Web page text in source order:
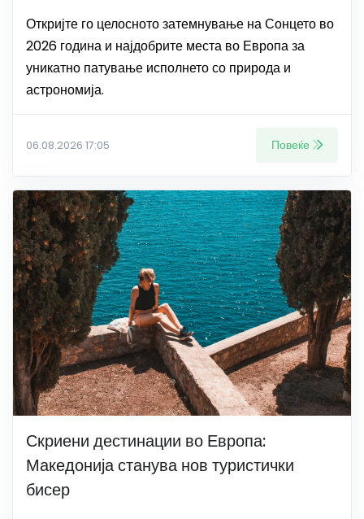
Откријте го целосното затемнување на Сонцето во
2026 година и најдобрите места во Европа за
уникатно патување исполнето со природа и
астрономија.
06.08.2026 17:05 Повеќе
Скриени дестинации во Европа:
Македонија станува нов туристички
бисер